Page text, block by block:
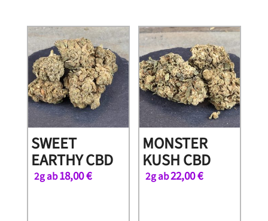
SWEET
EARTHY CBD
2g ab18,00€
MONSTER
KUSH CBD
2g ab22,00€